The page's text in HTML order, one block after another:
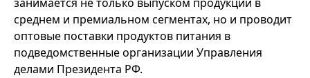
среднем и премиальном сегментах, но и проводит
оптовые поставки продуктов питания в
подведомственные организации Управления
делами Президента РФ.